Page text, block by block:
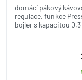
domácí pákový
regulace, funkce
bojler s kapacitou